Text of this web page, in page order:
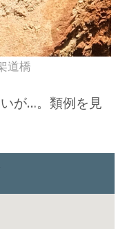
道橋
が…。類例を見